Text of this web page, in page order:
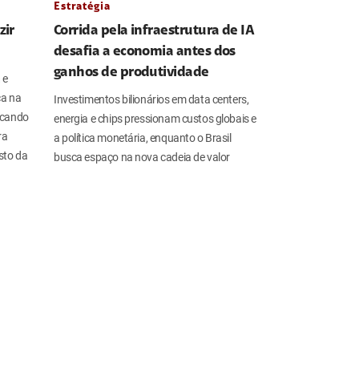
e
na
da
Estratégia
Corrida pela infraestrutura de IA
desafia a economia antes dos
ganhos de produtividade
Investimentos bilionários em data centers,
energia e chips pressionam custos globais e
a política monetária, enquanto o Brasil
busca espaço na nova cadeia de valor